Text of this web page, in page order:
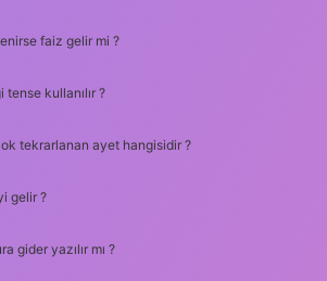
faiz gelir mi ?
kullanılır ?
tekrarlanan ayet hangisidir ?
gelir ?
gider yazılır mı ?